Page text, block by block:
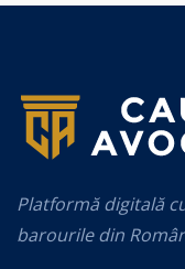
Platformă digitală
barourile din